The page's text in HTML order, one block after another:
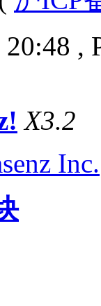
,
X3.2
Inc.